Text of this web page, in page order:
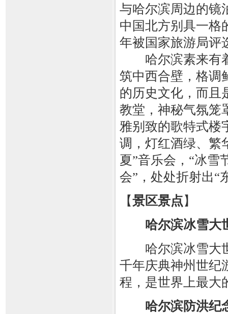
与哈尔滨周边的镜
中国北方别具一格
年被国家旅游局评
哈尔滨素来有着
筑中西合壁，格调
的历史文化，而且
教堂，神秘气氛笼
雅别致的歌特式楼
调，灯红酒绿、繁
夏”音乐会，“冰雪
会”，处处折射出“
【景区景点】
哈尔滨冰雪大
哈尔滨冰雪大世
千年庆典神州世纪
程，是世界上最大
哈尔滨防洪纪